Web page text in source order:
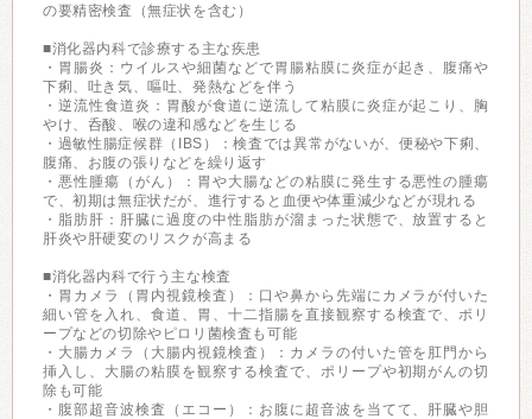
の要精密検査（無症状を含む）
■消化器内科で診療する主な疾患
・胃腸炎：ウイルスや細菌などで胃腸粘膜に炎症が起き、腹痛や
下痢、吐き気、嘔吐、発熱などを伴う
・逆流性食道炎：胃酸が食道に逆流して粘膜に炎症が起こり、胸
やけ、呑酸、喉の違和感などを生じる
・過敏性腸症候群（IBS）：検査では異常がないが、便秘や下痢、
腹痛、お腹の張りなどを繰り返す
・悪性腫瘍（がん）：胃や大腸などの粘膜に発生する悪性の腫瘍
で、初期は無症状だが、進行すると血便や体重減少などが現れる
・脂肪肝：肝臓に過度の中性脂肪が溜まった状態で、放置すると
肝炎や肝硬変のリスクが高まる
■消化器内科で行う主な検査
・胃カメラ（胃内視鏡検査）：口や鼻から先端にカメラが付いた
細い管を入れ、食道、胃、十二指腸を直接観察する検査で、ポリ
ープなどの切除やピロリ菌検査も可能
・大腸カメラ（大腸内視鏡検査）：カメラの付いた管を肛門から
挿入し、大腸の粘膜を観察する検査で、ポリープや初期がんの切
除も可能
・腹部超音波検査（エコー）：お腹に超音波を当てて、肝臓や胆